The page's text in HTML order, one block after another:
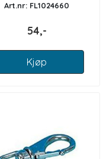
Art.nr: FL1024660
54,-
Kjøp